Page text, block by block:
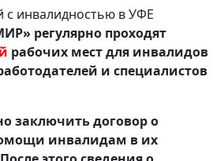
регулярно проходят
рабочих мест для инвалидов
и специалистов
заключить договор о
инвалидам в их